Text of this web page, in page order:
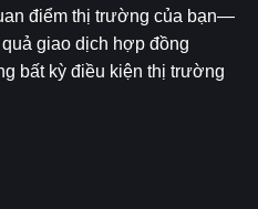
điểm thị trường của bạn—
giao dịch hợp đồng
bất kỳ điều kiện thị trường